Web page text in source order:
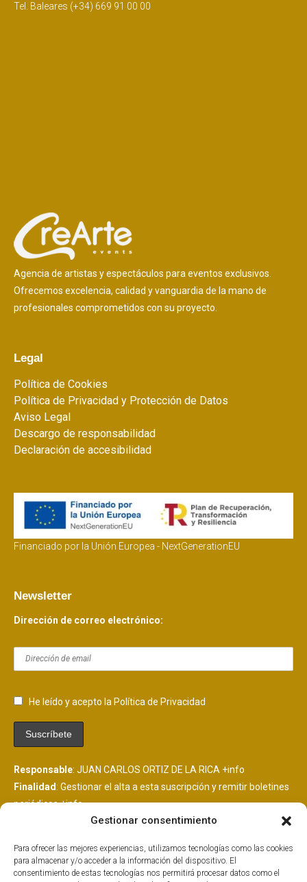
Gestionar consentimiento
Para ofrecer las mejores experiencias, utilizamos tecnologías como las cookies
para almacenar y/o acceder a la información del dispositivo. El
consentimiento de estas tecnologías nos permitirá procesar datos como el
Tel. Baleares (+34) 669 91 00 00
Agencia de artistas y espectáculos para eventos exclusivos.
Ofrecemos excelencia, calidad y vanguardia de la mano de
profesionales comprometidos con su proyecto.
Legal
Política de Cookies
Política de Privacidad y Protección de Datos
Aviso Legal
Descargo de responsabilidad
Declaración de accesibilidad
Financiado por la Unión Europea - NextGenerationEU
Newsletter
Dirección de correo electrónico:
He leído y acepto la Política de Privacidad
Responsable: JUAN CARLOS ORTIZ DE LA RICA +info
Finalidad: Gestionar el alta a esta suscripción y remitir boletines
periódicos+info
: Consentimiento del interesado+info
de envío de boletines alojada en EEUU y suscrita al EU
PrivacyShield.+info